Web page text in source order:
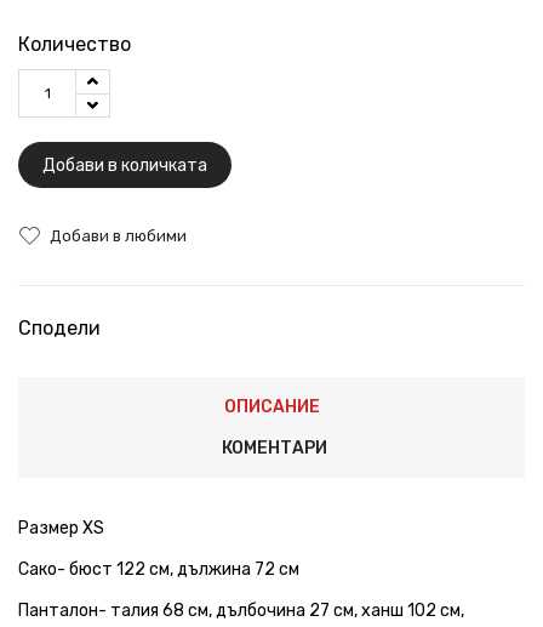
Количество
Добави в количката
Добави в любими
Сподели
ОПИСАНИЕ
КОМЕНТАРИ
Размер XS
Сако- бюст 122 см, дължина 72 см
Панталон- талия 68 см, дълбочина 27 см, ханш 102 см,